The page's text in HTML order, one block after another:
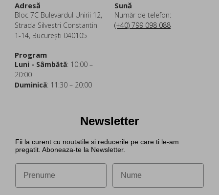
Adresă
Bloc 7C Bulevardul Unirii 12,
Strada Silvestri Constantin
1-14, București 040105
Sună
Număr de telefon:
(+40) 799 098 088
Program
Luni - Sâmbătă: 10:00 –
20:00
Duminică: 11:30 – 20:00
Newsletter
Fii la curent cu noutatile si reducerile pe care ti le-am
pregatit. Aboneaza-te la Newsletter.